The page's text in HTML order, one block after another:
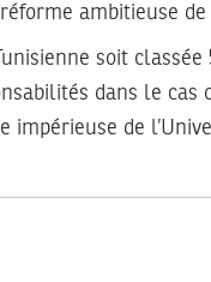
ambitieuse de
soit
dans le cas
de